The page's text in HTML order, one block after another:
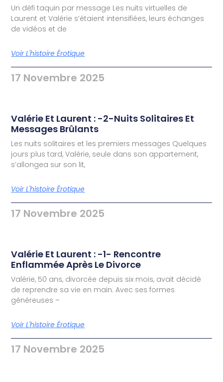
Un défi taquin par message Les nuits virtuelles de
Laurent et Valérie s’étaient intensifiées, leurs échanges
de vidéos et de
Voir L'histoire Érotique
17 Novembre 2025
Valérie Et Laurent : -2-Nuits Solitaires Et
Messages Brûlants
Les nuits solitaires et les premiers messages Quelques
jours plus tard, Valérie, seule dans son appartement,
s’allongea sur son lit,
Voir L'histoire Érotique
17 Novembre 2025
Valérie Et Laurent : -1- Rencontre
Enflammée Après Le Divorce
Valérie, 50 ans, divorcée depuis six mois, avait décidé
de reprendre sa vie en main. Avec ses formes
généreuses –
Voir L'histoire Érotique
17 Novembre 2025